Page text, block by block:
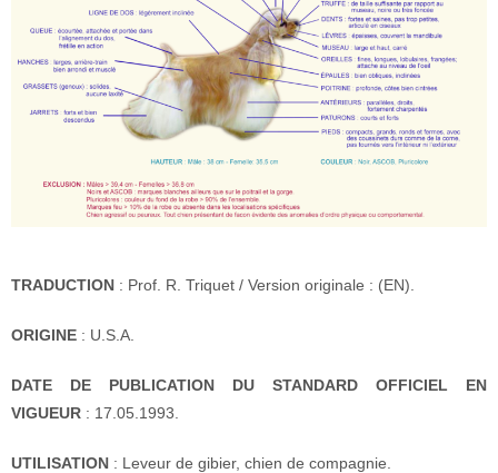
TRADUCTION : Prof. R. Triquet / Version originale : (EN).
ORIGINE : U.S.A.
DATE DE PUBLICATION DU STANDARD OFFICIEL EN
VIGUEUR : 17.05.1993.
UTILISATION : Leveur de gibier, chien de compagnie.